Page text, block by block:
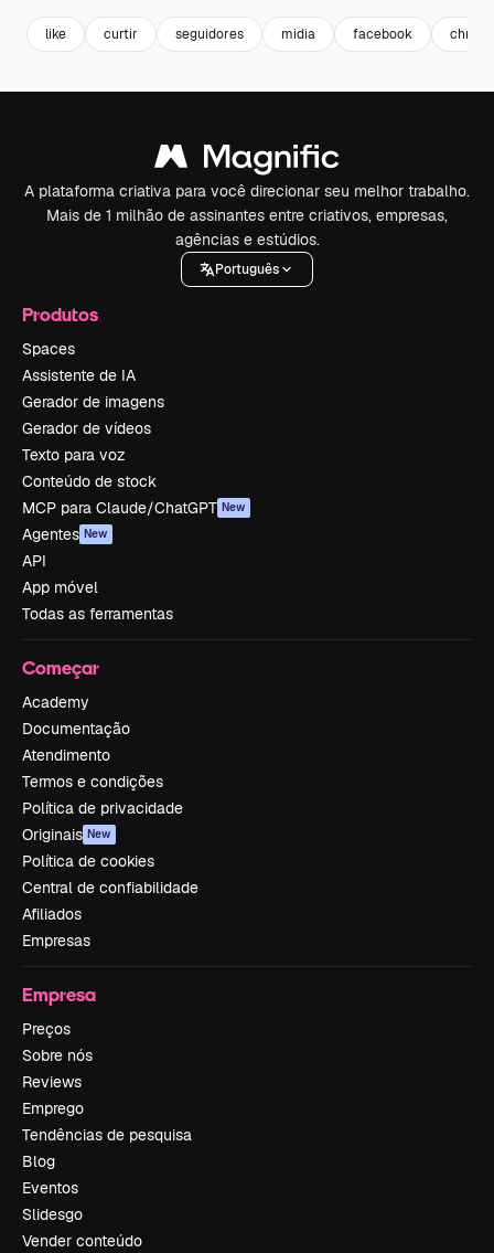
like curtir seguidores midia facebook
A plataforma criativa para você direcionar seu melhor trabalho.
Mais de 1 milhão de assinantes entre criativos, empresas,
agências e estúdios.
Português
Produtos
Spaces
Assistente de IA
Gerador de imagens
Gerador de vídeos
Texto para voz
Conteúdo de stock
MCP para Claude/ChatGPT New
Agentes New
API
App móvel
Todas as ferramentas
Começar
Academy
Documentação
Atendimento
Termos e condições
Política de privacidade
Originais New
Política de cookies
Central de confiabilidade
Afiliados
Empresas
Empresa
Preços
Sobre nós
Reviews
Emprego
Tendências de pesquisa
Blog
Eventos
Slidesgo
Vender conteúdo